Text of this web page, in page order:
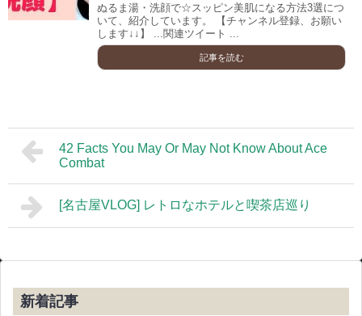
ぬるま湯・洗顔で☆スッピン美肌になる方法3選につ
いて、紹介しています。 【チャンネル登録、お願い
します↓↓】 ...関連ツイート ...
記事を読む
42 Facts You May Or May Not Know About Ace
Combat
[名古屋VLOG] レトロなホテルと喫茶店巡り
新着記事